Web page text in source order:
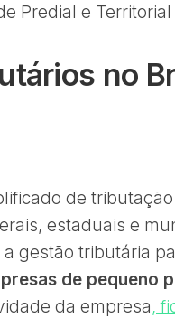
Predial e
no
de
estaduais e
gestão tributária
de pequeno
da empresa,